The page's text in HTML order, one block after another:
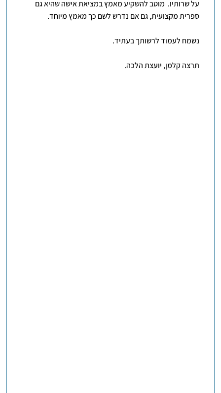
על שרותיו. מוטב להשקיע מאמץ במציאת אישה שהיא גם
ספרית מקצועית, גם אם נדרש לשם כך מאמץ מיוחד.
נשמח לעמוד לרשותך בעתיד.
תרצה קלמן, יועצת הלכה.